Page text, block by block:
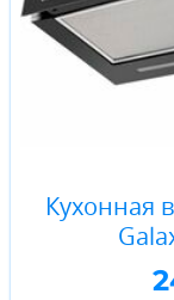
Кухонная